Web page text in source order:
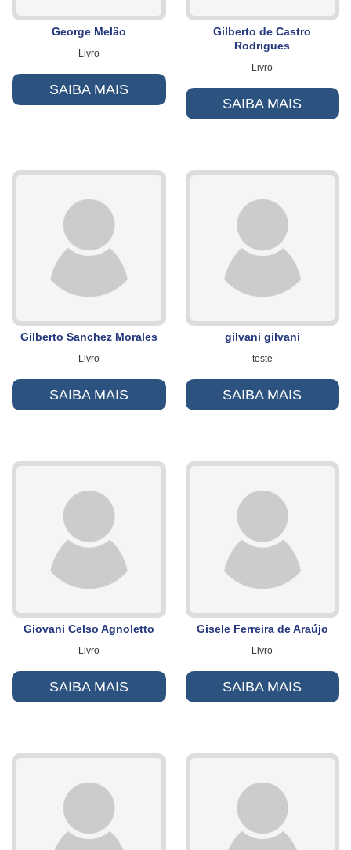
George Melâo
Livro
SAIBA MAIS
Gilberto de Castro
Rodrigues
Livro
SAIBA MAIS
Gilberto Sanchez Morales
Livro
SAIBA MAIS
gilvani gilvani
teste
SAIBA MAIS
Giovani Celso Agnoletto
Livro
SAIBA MAIS
Gisele Ferreira de Araújo
Livro
SAIBA MAIS